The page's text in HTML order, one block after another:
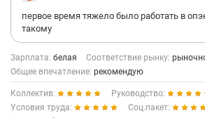
первое время тяжело было работать в
такому
Зарплата: белая Соответствие рынку:
Общее впечатление: рекомендую
Коллектив:
Руководство:
Условия труда:
Соц.пакет: